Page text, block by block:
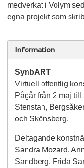
medverkat i Volym
egna projekt som
Information
SynbART
Virtuell offentlig
Pågår från 2 maj
Stenstan,
och Skönsberg.
Deltagande
Sandra Mozard,
Sandberg, Frida